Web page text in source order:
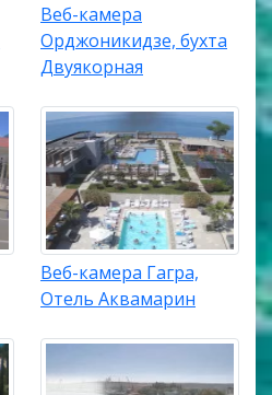
Веб-камера
Орджоникидзе, бухта
Двуякорная
Веб-камера Гагра,
Отель Аквамарин